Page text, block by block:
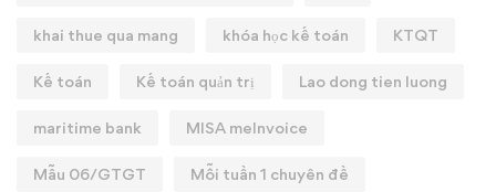
khai thue qua mang khóa học kế toán KTQT
Kế toán Kế toán quản trị Lao dong tien luong
maritime bank MISA meInvoice
Mẫu 06/GTGT Mỗi tuần 1 chuyên đề